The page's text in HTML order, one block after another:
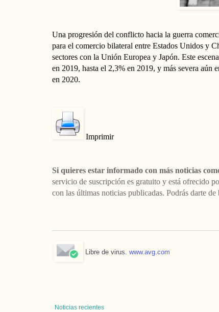
Una progresión del conflicto hacia la guerra
para el comercio bilateral entre Estados Unidos y
sectores con la Unión Europea y Japón. Este
en 2019, hasta el 2,3% en 2019, y más severa
en 2020.
Imprimir
Si quieres estar informado con más noticias
servicio de suscripción es gratuito y está ofrecido
con las últimas noticias publicadas. Podrás darte
Libre de virus. www.avg.com
Noticias recientes